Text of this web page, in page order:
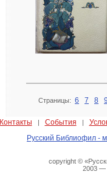
Страницы: 6 7 8
Контакты | События |
Русский Библиофил -
copyright ©
2003 —